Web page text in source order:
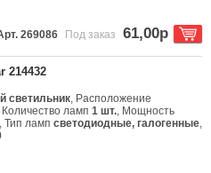
269086 Под заказ 61,00р
214432
светильник, Расположение
Количество ламп1 шт., Мощность
, Тип лампсветодиодные, галогенные,